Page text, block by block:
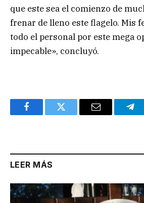
que este sea el comienzo de
frenar de lleno este flagelo. Mis
todo el personal por este mega
impecable», concluyó.
FacebookTwitter Email
LEER MÁS